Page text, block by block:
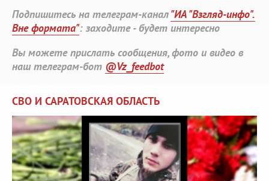
Подпишитесь на телеграм-канал"ИА "Взгляд-инфо".
Вне формата": заходите - будет интересно
Вы можете прислать сообщения, фото и видео в
наш телеграм-бот @Vz_feedbot
СВО И САРАТОВСКАЯ ОБЛАСТЬ